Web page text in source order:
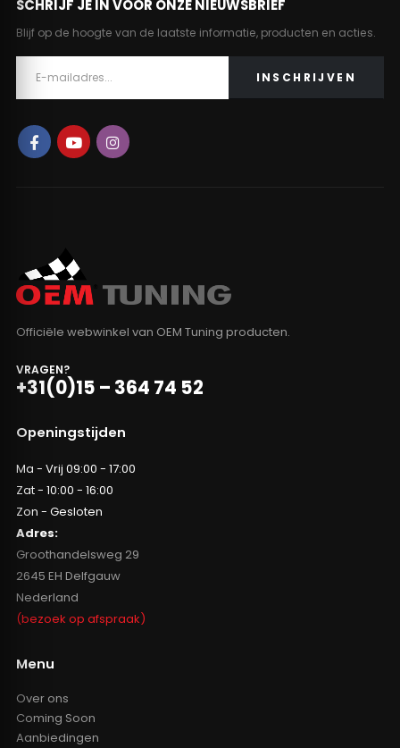
SCHRIJF JE IN VOOR ONZE NIEUWSBRIEF
Blijf op de hoogte van de laatste informatie, producten en acties.
Officiële webwinkel van OEM Tuning producten.
VRAGEN?
+31(0)15 – 364 74 52
Openingstijden
Ma - Vrij 09:00 - 17:00
Zat - 10:00 - 16:00
Zon - Gesloten
Adres:
Groothandelsweg 29
2645 EH Delfgauw
Nederland
(bezoek op afspraak)
Menu
Over ons
Coming Soon
Aanbiedingen